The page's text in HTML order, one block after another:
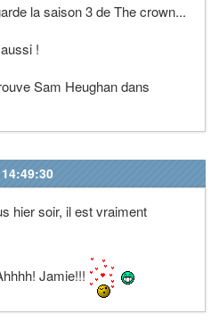
la saison 3 de The crown...
!
Sam Heughan dans
hier soir, il est vraiment
Jamie!!!